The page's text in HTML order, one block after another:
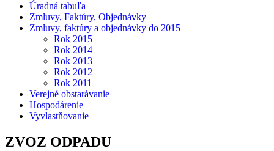
Úradná tabuľa
Zmluvy, Faktúry, Objednávky
Zmluvy, faktúry a objednávky do 2015
Rok 2015
Rok 2014
Rok 2013
Rok 2012
Rok 2011
Verejné obstarávanie
Hospodárenie
Vyvlastňovanie
ZVOZ ODPADU